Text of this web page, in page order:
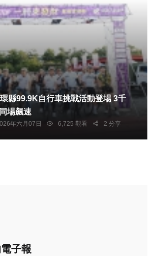
縣99.9K自行車挑戰活動登場 3千
場飆速
年六月07日 6,725 觀看 2 分享
子報